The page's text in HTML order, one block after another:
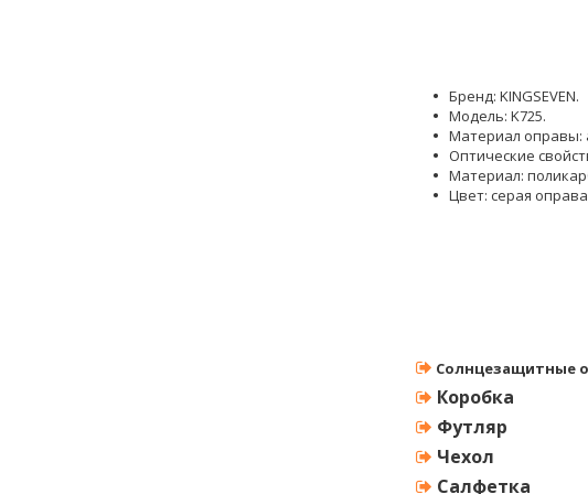
Бренд: KINGSEVEN.
Модель: K725.
Материал оправы:
Оптические
Материал:
Цвет: серая
Солнцезащитные
Коробка
Футляр
Чехол
Салфетка